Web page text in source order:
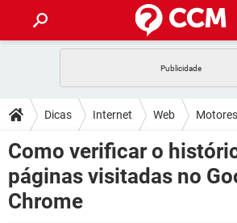
CELULAR
OUTLOOK EXCEL
INSTAGRAM GMAIL
GUIA DE COMPRAS
DICAS
JOGOS
CELULAR
OUTLOOK
DOWNLOADS
JOGOS
CELULAR
FÓRUM
Dicas Internet Web
Google
Como verificar o
páginas visitadas no
Chrome